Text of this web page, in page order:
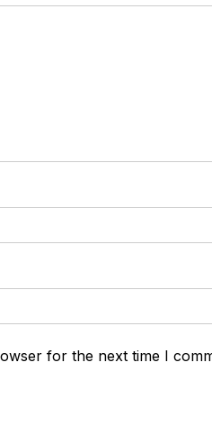
for the next time I